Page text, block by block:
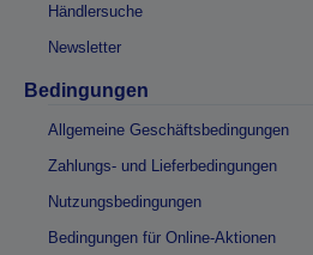
Händlersuche
Newsletter
Bedingungen
Allgemeine Geschäftsbedingungen
Zahlungs- und Lieferbedingungen
Nutzungsbedingungen
Bedingungen für Online-Aktionen